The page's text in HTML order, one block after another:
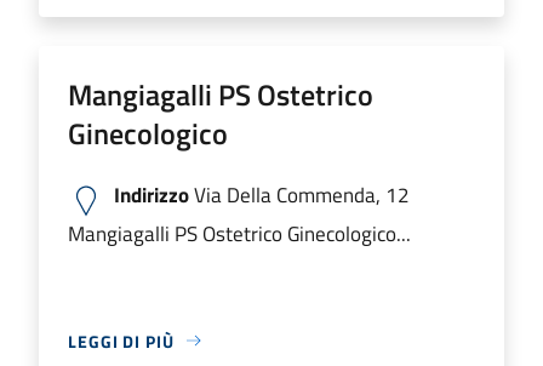
Mangiagalli PS Ostetrico
Ginecologico
IndirizzoVia Della Commenda, 12
Mangiagalli PS Ostetrico Ginecologico...
LEGGI DI PIÙ